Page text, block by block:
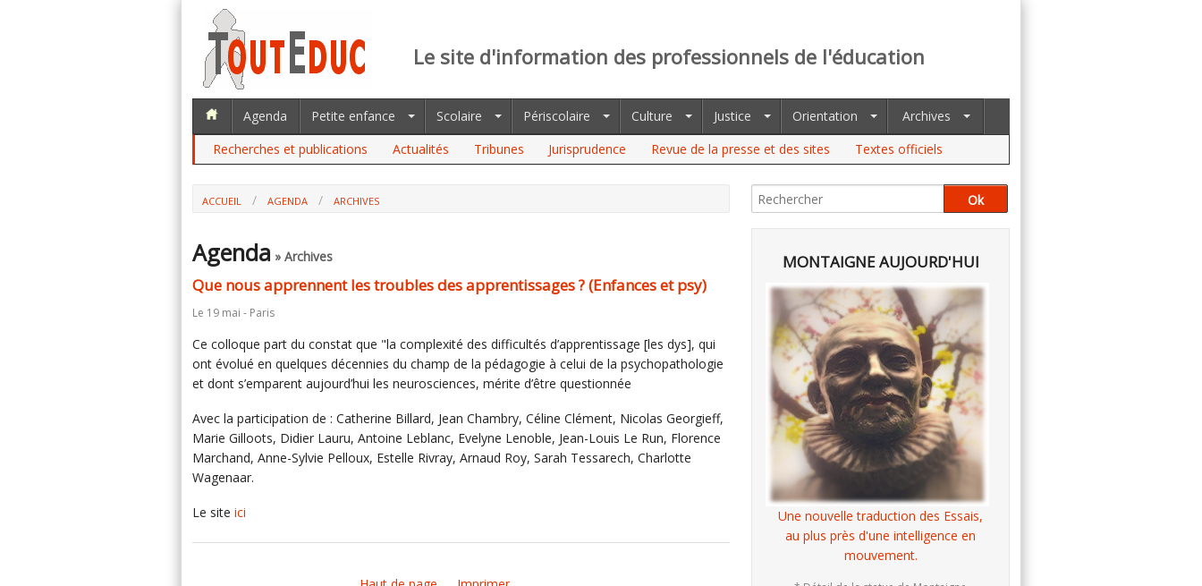
Le site d'information des professionnels de l'éducation
Agenda Petite enfance Scolaire Périscolaire Culture Justice Orientation
Archives
Recherches et publications
Actualités Tribunes Jurisprudence Revue de la presse et des sites Textes officiels
ACCUEIL AGENDA
ARCHIVES
Agenda » Archives
Que nous apprennent les troubles des apprentissages ? (Enfances et psy)
Le 19 mai - Paris
Ce colloque part du constat que "la complexité des difficultés d’apprentissage [les dys], qui
ont évolué en quelques décennies du champ de la pédagogie à celui de la psychopathologie
et dont s’emparent aujourd’hui les neurosciences, mérite d’être questionnée
Avec la participation de : Catherine Billard, Jean Chambry, Céline Clément, Nicolas Georgieff,
Marie Gilloots, Didier Lauru, Antoine Leblanc, Evelyne Lenoble, Jean-Louis Le Run, Florence
Marchand, Anne-Sylvie Pelloux, Estelle Rivray, Arnaud Roy, Sarah Tessarech, Charlotte
Wagenaar.
Le site ici
MONTAIGNE AUJOURD'HUI
Une nouvelle traduction des Essais,
au plus près d'une intelligence en
mouvement.